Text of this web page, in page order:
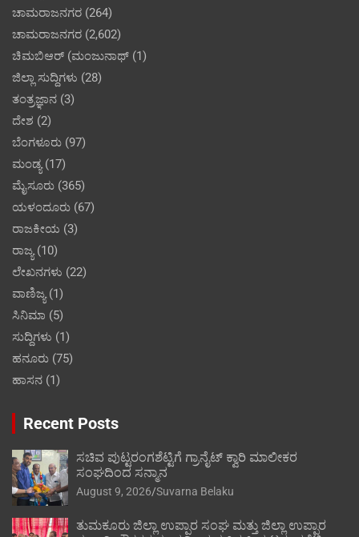
ಚಾಮರಾಜನಗರ (264)
ಚಾಮರಾಜನಗರ (2,602)
ಚಿಮಬಿಆರ್ (ಮಂಜುನಾಥ್ (1)
ಜಿಲ್ಲಾ ಸುದ್ದಿಗಳು (28)
ತಂತ್ರಜ್ಞಾನ (3)
ದೇಶ (2)
ಬೆಂಗಳೂರು (97)
ಮಂಡ್ಯ(17)
ಮೈಸೂರು (365)
ಯಳಂದೂರು (67)
ರಾಜಕೀಯ (3)
ರಾಜ್ಯ(10)
ಲೇಖನಗಳು (22)
ವಾಣಿಜ್ಯ(1)
ಸಿನಿಮಾ (5)
ಸುದ್ದಿಗಳು (1)
ಹನೂರು (75)
ಹಾಸನ (1)
Recent Posts
ಸಚಿವ ಪುಟ್ಟರಂಗಶೆಟ್ಟಿಗೆ ಗ್ರಾನೈಟ್ ಕ್ವಾರಿ ಮಾಲೀಕರ
ಸಂಘದಿಂದ ಸನ್ಮಾನ
August 9, 2026 Suvarna Belaku
ತುಮಕೂರು ಜಿಲ್ಲಾ ಉಪ್ಪಾರ ಸಂಘ ಮತ್ತು ಜಿಲ್ಲಾ ಉಪ್ಪಾರ